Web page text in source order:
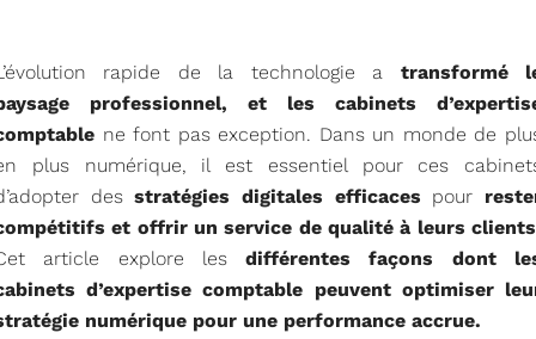
rapide de la technologie a transformé
professionnel, et les cabinets
ne font pas exception. Dans un monde de
plus numérique, il est essentiel pour ces
desstratégies digitales efficaces pour
et offrir un service de qualité à leurs
article explore lesdifférentes façons dont
d’expertise comptable peuvent optimiser
numérique pour une performance accrue.